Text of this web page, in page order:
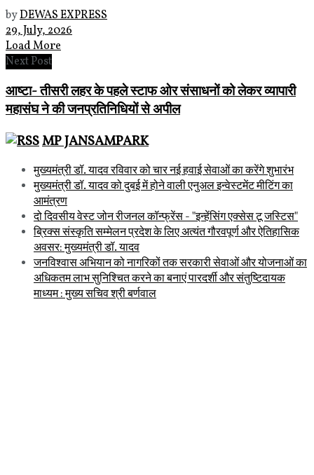
byDEWAS EXPRESS
29, July, 2026
Load More
Next Post
आष्टा- तीसरी लहर के पहले स्टाफ ओर संसाधनों को लेकर व्यापारी
महासंघ ने की जनप्रतिनिधियों से अपील
MP JANSAMPARK
मुख्यमंत्री डॉ. यादव रविवार को चार नई हवाई सेवाओं का करेंगे शुभारंभ
मुख्यमंत्री डॉ. यादव को दुबई में होने वाली एनुअल इन्वेस्टमेंट मीटिंग का
आमंत्रण
दो दिवसीय वेस्ट जोन रीजनल कॉन्फ्रेंस - "इन्हेंसिंग एक्सेस टू जस्टिस"
ब्रिक्स संस्कृति सम्मेलन प्रदेश के लिए अत्यंत गौरवपूर्ण और ऐतिहासिक
अवसर: मुख्यमंत्री डॉ. यादव
जनविश्वास अभियान को नागरिकों तक सरकारी सेवाओं और योजनाओं का
अधिकतम लाभ सुनिश्चित करने का बनाएं पारदर्शी और संतुष्टिदायक
माध्यम : मुख्य सचिव श्री बर्णवाल